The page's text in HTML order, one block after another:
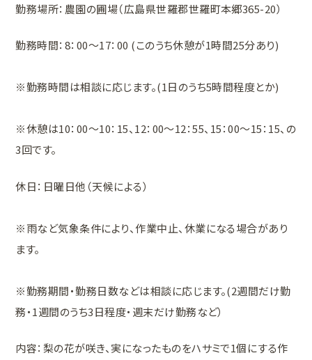
勤務場所：農園の圃場（広島県世羅郡世羅町本郷365-20）
勤務時間：8：00〜17：00 (このうち休憩が1時間25分あり)
※勤務時間は相談に応じます。(1日のうち5時間程度とか)
※休憩は10：00〜10：15、12：00〜12：55、15：00〜15：15、の
3回です。
休日：日曜日他（天候による）
※雨など気象条件により、作業中止、休業になる場合があり
ます。
※勤務期間・勤務日数などは相談に応じます。(2週間だけ勤
務・1週間のうち3日程度・週末だけ勤務など）
内容：梨の花が咲き、実になったものをハサミで1個にする作